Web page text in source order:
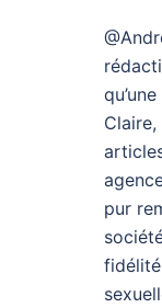
pur